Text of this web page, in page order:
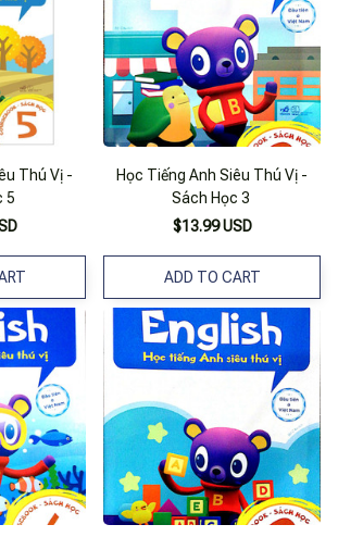
Thú Vị -
5
Học Tiếng Anh Siêu Thú Vị -
Sách Học 3
$13.99 USD
ADD TO CART